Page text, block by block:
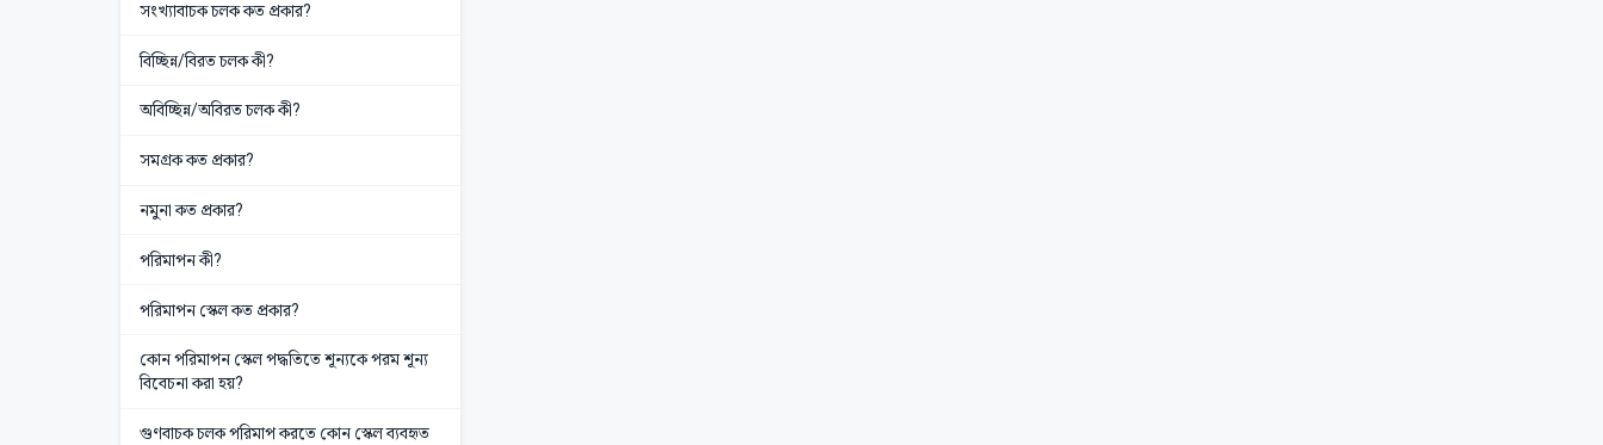
সংখ্যাবাচক চলক কত প্রকার?
বিচ্ছিন্ন/বিরত চলক কী?
অবিচ্ছিন্ন/অবিরত চলক কী?
সমগ্রক কত প্রকার?
নমুনা কত প্রকার?
পরিমাপন কী?
পরিমাপন স্কেল কত প্রকার?
কোন পরিমাপন স্কেল পদ্ধতিতে শূন্যকে পরম শূন্য
বিবেচনা করা হয়?
গুণবাচক চলক পরিমাপ করতে কোন স্কেল ব্যবহৃত